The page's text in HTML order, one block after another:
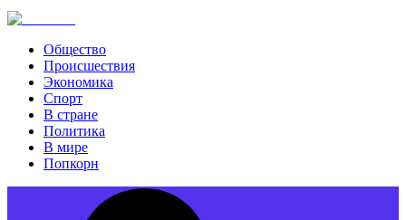
Общество
Происшествия
Экономика
Спорт
В стране
Политика
В мире
Попкорн